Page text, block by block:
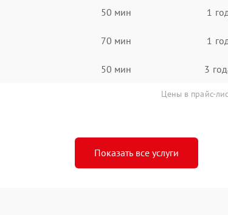
50 мин 1 год
70 мин 1 год
50 мин 3
Цены в прайс-
Показать все услуги